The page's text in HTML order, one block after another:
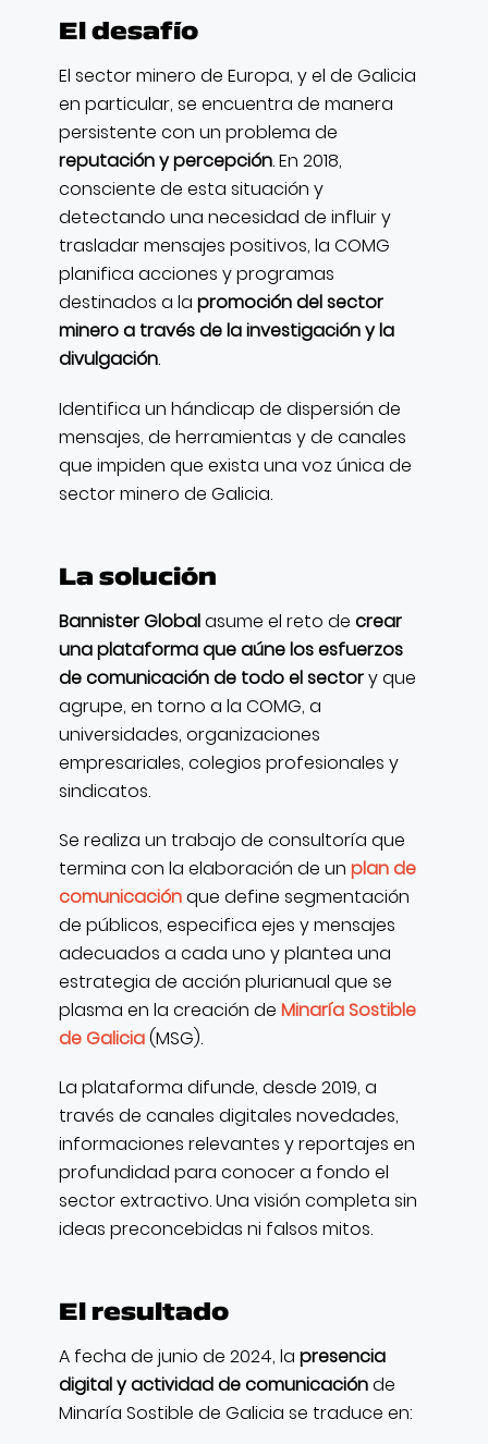
El desafío
El sector minero de Europa, y el de Galicia
en particular, se encuentra de manera
persistente con un problema de
reputación y percepción. En 2018,
consciente de esta situación y
detectando una necesidad de influir y
trasladar mensajes positivos, la COMG
planifica acciones y programas
destinados a la promoción del sector
minero a través de la investigación y la
divulgación.
Identifica un hándicap de dispersión de
mensajes, de herramientas y de canales
que impiden que exista una voz única de
sector minero de Galicia.
La solución
Bannister Globalasume el reto de crear
una plataforma que aúne los esfuerzos
de comunicación de todo el sectory que
agrupe, en torno a la COMG, a
universidades, organizaciones
empresariales, colegios profesionales y
sindicatos.
Se realiza un trabajo de consultoría que
termina con la elaboración de un plan de
comunicaciónque define segmentación
de públicos, especifica ejes y mensajes
adecuados a cada uno y plantea una
estrategia de acción plurianual que se
plasma en la creación de Minaría Sostible
de Galicia(MSG).
La plataforma difunde, desde 2019, a
través de canales digitales novedades,
informaciones relevantes y reportajes en
profundidad para conocer a fondo el
sector extractivo. Una visión completa sin
ideas preconcebidas ni falsos mitos.
El resultado
A fecha de junio de 2024, la presencia
digital y actividad de comunicaciónde
Minaría Sostible de Galicia se traduce en: